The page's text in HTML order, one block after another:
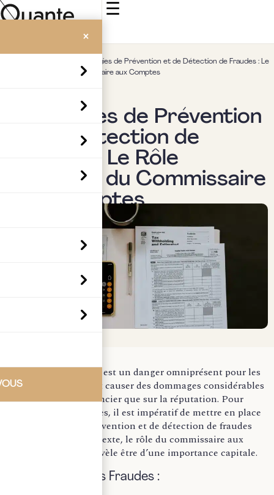
☰
×
Stratégies de Prévention et de Détection de Fraudes : Le
Rôle Essentiel du Commissaire aux Comptes
Uncategorized
Stratégies de Prévention
et de Détection de
Fraudes : Le Rôle
Essentiel du Commissaire
aux Comptes
La fraude financière est un danger omniprésent pour les
entreprises, pouvant causer des dommages considérables
tant sur le plan financier que sur la réputation. Pour
minimiser ces risques, il est impératif de mettre en place
des stratégies de prévention et de détection de fraudes
robustes. En ce contexte, le rôle du commissaire aux
comptes (CAC) se révèle être d’une importance capitale.
n des Fraudes :